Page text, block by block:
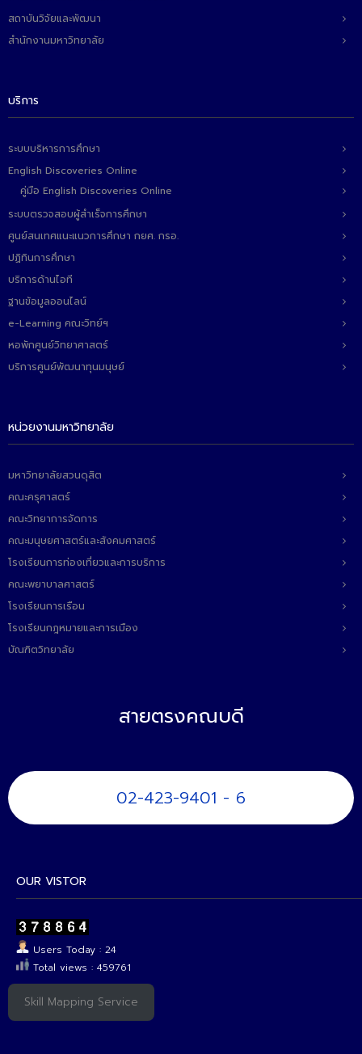
สถาบันวิจัยและพัฒนา
สำนักงานมหาวิทยาลัย
บริการ
ระบบบริหารการศึกษา
English Discoveries Online
คู่มือ English Discoveries Online
ระบบตรวจสอบผู้สำเร็จการศึกษา
ศูนย์สนเทศแนะแนวการศึกษา กยศ. กรอ.
ปฏิทินการศึกษา
บริการด้านไอที
ฐานข้อมูลออนไลน์
e-Learning คณะวิทย์ฯ
หอพักศูนย์วิทยาศาสตร์
บริการศูนย์พัฒนาทุนมนุษย์
หน่วยงานมหาวิทยาลัย
มหาวิทยาลัยสวนดุสิต
คณะครุศาสตร์
คณะวิทยาการจัดการ
คณะมนุษยศาสตร์และสังคมศาสตร์
โรงเรียนการท่องเที่ยวและการบริการ
คณะพยาบาลศาสตร์
โรงเรียนการเรือน
โรงเรียนกฎหมายและการเมือง
บัณฑิตวิทยาลัย
สายตรงคณบดี
02-423-9401 - 6
OUR VISTOR
Users Today : 24
Total views : 459761
Skill Mapping Service